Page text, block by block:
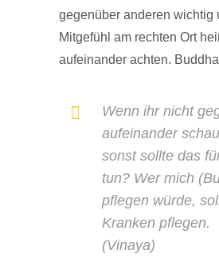
gegenüber anderen wichtig
Mitgefühl am rechten Ort
aufeinander achten.
Wenn ihr nicht
aufeinander
sonst sollte das
tun? Wer mich
pflegen würde,
Kranken pflegen.
(Vinaya)